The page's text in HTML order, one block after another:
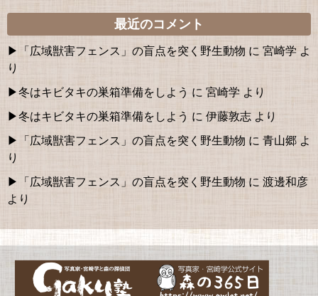
最近のコメント
「広域獣害フェンス」の盲点を突く野生動物 に 宮崎学 よ
り
冬はキビタキの巣箱準備をしよう に 宮崎学 より
冬はキビタキの巣箱準備をしよう に 伊藤敦志 より
「広域獣害フェンス」の盲点を突く野生動物 に 青山郷 よ
り
「広域獣害フェンス」の盲点を突く野生動物 に 渡邊和彦
より